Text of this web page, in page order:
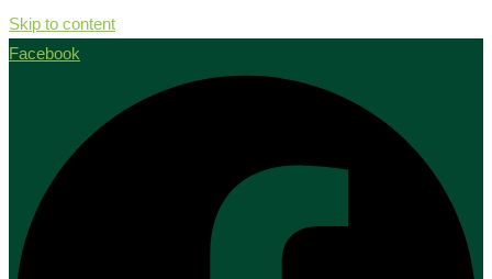
Skip to content
Facebook